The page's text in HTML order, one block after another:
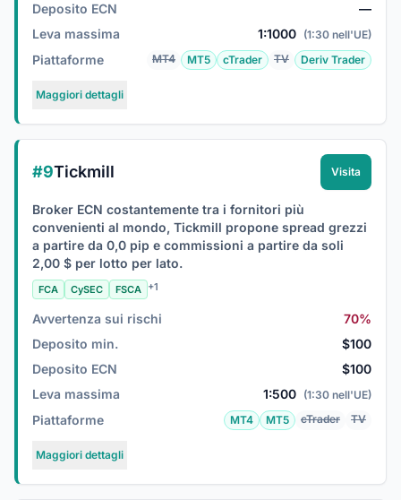
Deposito ECN
—
Leva massima
1:1000 (1:30 nell'UE)
Piattaforme MT4 MT5 cTrader TV Deriv Trader
Maggiori dettagli
#9Tickmill Visita
Broker ECN costantemente tra i fornitori più
convenienti al mondo, Tickmill propone spread grezzi
a partire da 0,0 pip e commissioni a partire da soli
2,00 $ per lotto per lato.
FCA CySEC FSCA +1
Avvertenza sui rischi
70%
Deposito min.
$100
Deposito ECN
$100
Leva massima
1:500 (1:30 nell'UE)
Piattaforme MT4 MT5 cTrader TV
Maggiori dettagli